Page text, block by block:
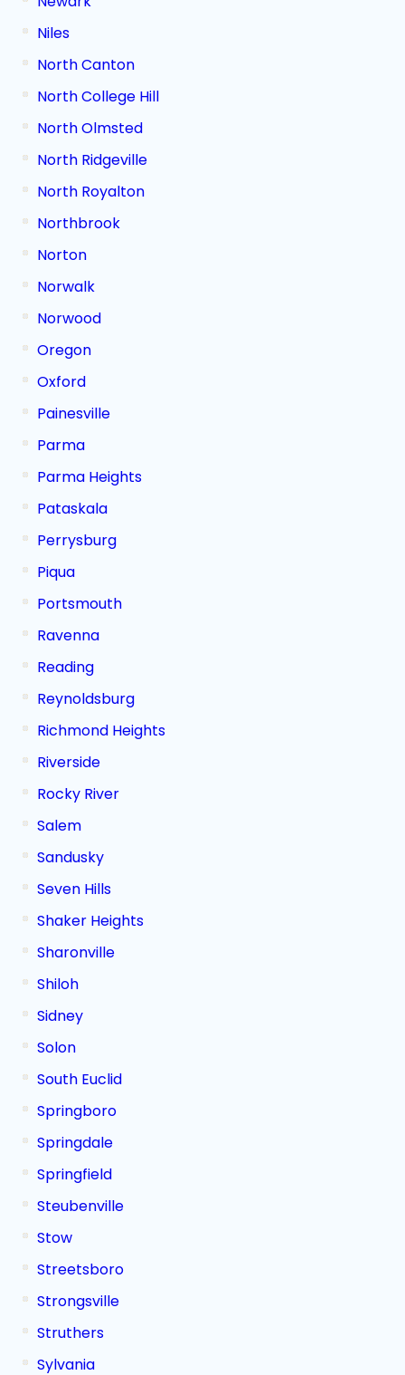
Niles
North Canton
North College Hill
North Olmsted
North Ridgeville
North Royalton
Northbrook
Norton
Norwalk
Norwood
Oregon
Oxford
Painesville
Parma
Parma Heights
Pataskala
Perrysburg
Piqua
Portsmouth
Ravenna
Reading
Reynoldsburg
Richmond Heights
Riverside
Rocky River
Salem
Sandusky
Seven Hills
Shaker Heights
Sharonville
Shiloh
Sidney
Solon
South Euclid
Springboro
Springdale
Springfield
Steubenville
Stow
Streetsboro
Strongsville
Struthers
Sylvania